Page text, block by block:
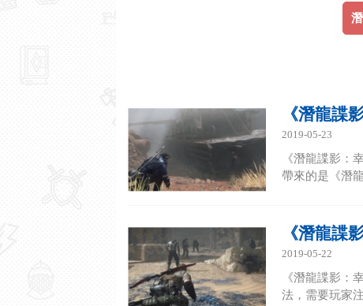
《潛龍諜
2019-05-23
《潛龍諜影：
帶來的是《潛
《潛龍諜
2019-05-22
《潛龍諜影：
法，需要玩家